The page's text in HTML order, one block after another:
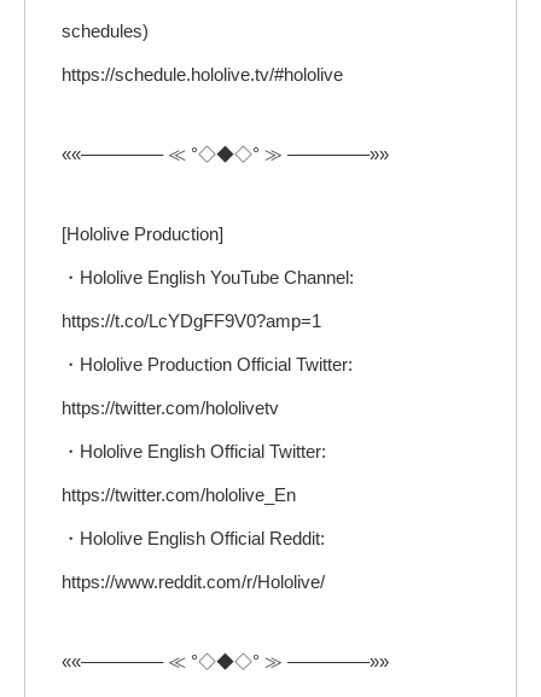
schedules)
https://schedule.hololive.tv/#hololive
««————– ≪ °◇◆◇° ≫ ————–»»
[Hololive Production]
・Hololive English YouTube Channel:
https://t.co/LcYDgFF9V0?amp=1
・Hololive Production Official Twitter:
https://twitter.com/hololivetv
・Hololive English Official Twitter:
https://twitter.com/hololive_En
・Hololive English Official Reddit:
https://www.reddit.com/r/Hololive/
««————– ≪ °◇◆◇° ≫ ————–»»